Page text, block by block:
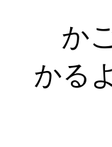
か
かる